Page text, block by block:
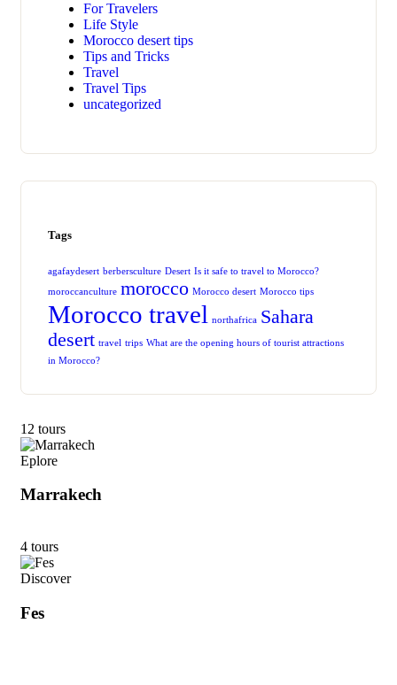
For Travelers
Life Style
Morocco desert tips
Tips and Tricks
Travel
Travel Tips
uncategorized
Tags
agafaydesert berbersculture Desert Is it safe to travel to Morocco?
moroccanculture morocco Morocco desert Morocco tips
Morocco travel northafrica Sahara
desert travel trips What are the opening hours of tourist attractions
in Morocco?
12 tours
Eplore
Marrakech
4 tours
Discover
Fes